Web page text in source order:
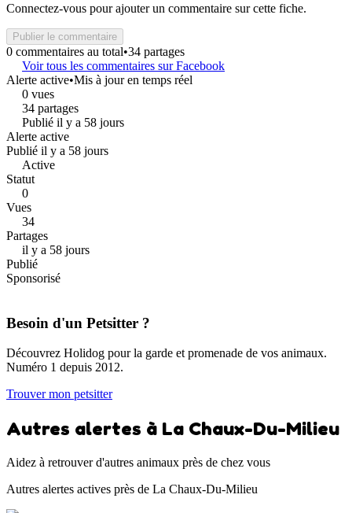
Connectez-vous pour ajouter un commentaire sur cette fiche.
Publier le commentaire
0 commentaires au total•34 partages
Voir tous les commentaires sur Facebook
Alerte active•Mis à jour en temps réel
0 vues
34 partages
Publié il y a 58 jours
Alerte active
Publié il y a 58 jours
Active
Statut
0
Vues
34
Partages
il y a 58 jours
Publié
Sponsorisé
Besoin d'un Petsitter ?
Découvrez Holidog pour la garde et promenade de vos animaux.
Numéro 1 depuis 2012.
Trouver mon petsitter
Autres alertes à La Chaux-Du-Milieu
Aidez à retrouver d'autres animaux près de chez vous
Autres alertes actives près de La Chaux-Du-Milieu